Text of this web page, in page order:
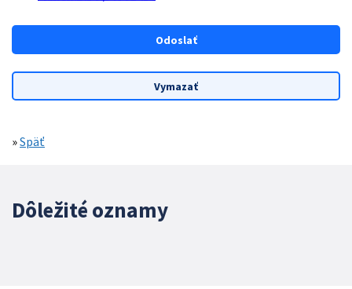
»Späť
Dôležité oznamy